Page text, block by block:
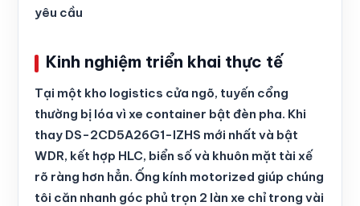
yêu cầu
Kinh nghiệm triển khai thực tế
Tại một kho logistics cửa ngõ, tuyến cổng
thường bị lóa vì xe container bật đèn pha. Khi
thay DS-2CD5A26G1-IZHS mới nhất và bật
WDR, kết hợp HLC, biển số và khuôn mặt tài xế
rõ ràng hơn hẳn. Ống kính motorized giúp chúng
tôi căn nhanh góc phủ trọn 2 làn xe chỉ trong vài